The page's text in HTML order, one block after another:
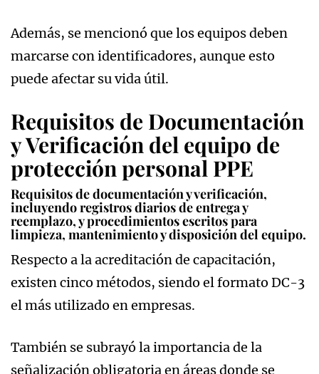
Además, se mencionó que los equipos deben
marcarse con identificadores, aunque esto
puede afectar su vida útil.
Requisitos de Documentación
y Verificación del equipo de
protección personal PPE
Requisitos de documentación y verificación,
incluyendo registros diarios de entrega y
reemplazo, y procedimientos escritos para
limpieza, mantenimiento y disposición del equipo.
Respecto a la acreditación de capacitación,
existen cinco métodos, siendo el formato DC-3
el más utilizado en empresas.
También se subrayó la importancia de la
señalización obligatoria en áreas donde se